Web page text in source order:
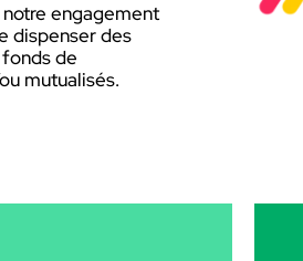
engagement
dispenser des
de
mutualisés.